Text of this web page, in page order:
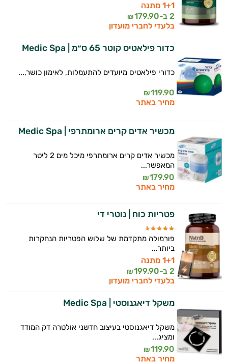
1+1 מתנה
2 ב-
179.90
₪
בלעדי לחברי מועדון
כדור פילאטיס קוטר 65 ס״מ | Medic Spa
כדורי פילאטיס מיועדים להתעמלות, לאימון כושר,...
119.90
₪
מחיר באתר
מכשיר אדים קרים ארומתרפי | Medic Spa
מכשיר אדים קרים ארומתרפי מיכל מים 2 ליטר
המאפשר...
179.90
₪
מחיר באתר
פטריות כוח | נוטרי די
פורמולה מתקדמת של שלוש הפטריות הנחקרות
ביותר...
1+1 מתנה
2 ב-
199.90
₪
בלעדי לחברי מועדון
משקל דיאגנוסטי | Medic Spa
משקל דיאגנוסטי בעיצוב חדשני אולטרה דק המודד
ומציג...
119.90
₪
מחיר באתר